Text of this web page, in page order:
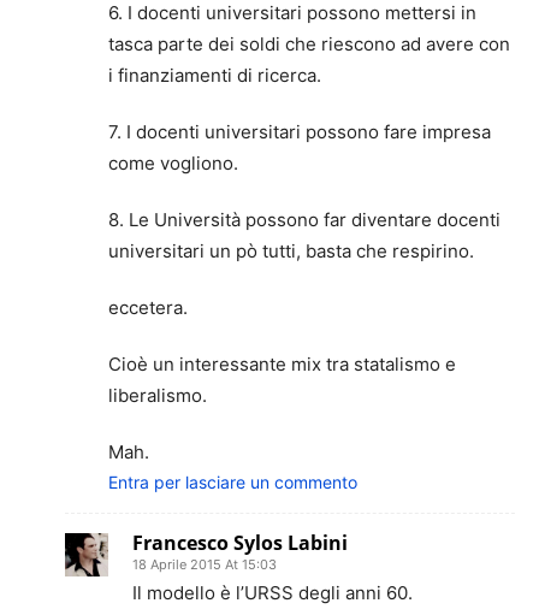
6. I docenti universitari possono mettersi in
tasca parte dei soldi che riescono ad avere con
i finanziamenti di ricerca.
7. I docenti universitari possono fare impresa
come vogliono.
8. Le Università possono far diventare docenti
universitari un pò tutti, basta che respirino.
eccetera.
Cioè un interessante mix tra statalismo e
liberalismo.
Mah.
Entra per lasciare un commento
Francesco Sylos Labini
18 Aprile 2015 At 15:03
Il modello è l’URSS degli anni 60.